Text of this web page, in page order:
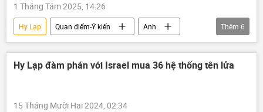
1 Tháng Tám 2025, 14:26
Hy Lạp Quan điểm-Ý kiến
Anh
Ukraina
Cuộc khủng hoảng ở Ukraina
Thế giới
chuyên gia
phương Tây
Thêm 6
Hy Lạp đàm phán với Israel mua 36 hệ thống tên lửa
15 Tháng Mười Hai 2024, 02:34